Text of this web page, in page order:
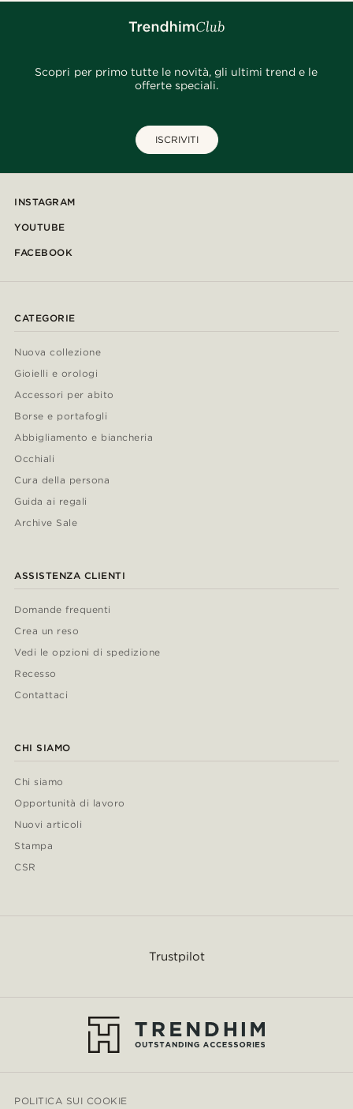
Scopri per primo tutte le novità, gli ultimi trend e le
offerte speciali.
ISCRIVITI
INSTAGRAM
YOUTUBE
FACEBOOK
CATEGORIE
Nuova collezione
Gioielli e orologi
Accessori per abito
Borse e portafogli
Abbigliamento e biancheria
Occhiali
Cura della persona
Guida ai regali
Archive Sale
ASSISTENZA CLIENTI
Domande frequenti
Crea un reso
Vedi le opzioni di spedizione
Recesso
Contattaci
CHI SIAMO
Chi siamo
Opportunità di lavoro
Nuovi articoli
Stampa
CSR
Trustpilot
POLITICA SUI COOKIE